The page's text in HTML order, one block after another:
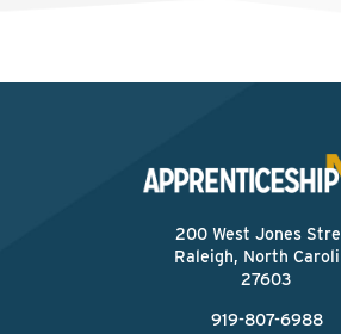
200 West Jones
Raleigh, North
27603
919-807-6988